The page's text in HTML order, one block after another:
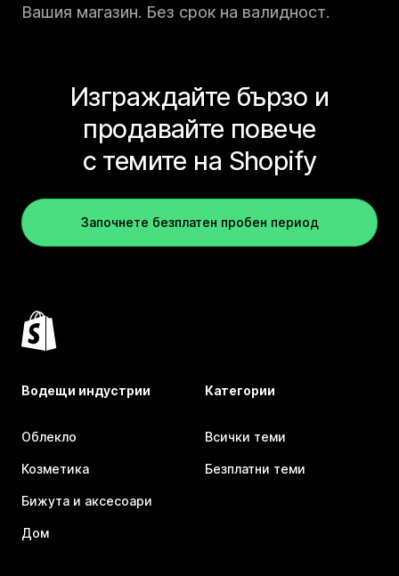
Вашия магазин. Без срок на валидност.
Изграждайте бързо и
продавайте повече
с темите на Shopify
Започнете безплатен пробен период
Водещи индустрии
Облекло
Козметика
Бижута и аксесоари
Дом
Категории
Всички теми
Безплатни теми